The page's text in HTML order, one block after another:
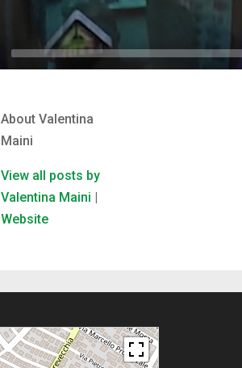
About Valentina
Maini
View all posts by
Valentina Maini |
Website